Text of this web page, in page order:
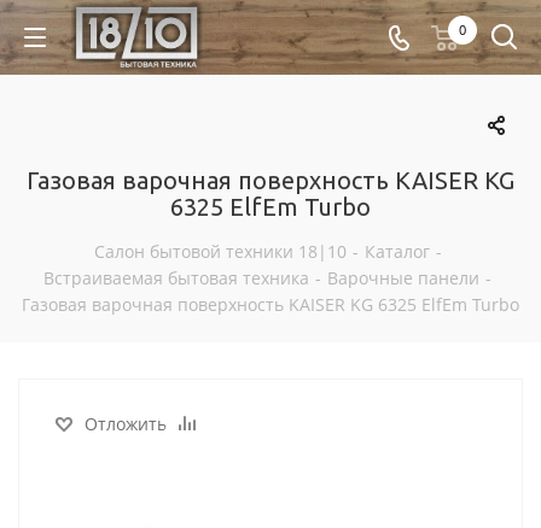
0
Газовая варочная поверхность KAISER KG
6325 ElfEm Turbo
Салон бытовой техники 18|10 - Каталог -
Встраиваемая бытовая техника - Варочные панели -
Газовая варочная поверхность KAISER KG 6325 ElfEm Turbo
Отложить